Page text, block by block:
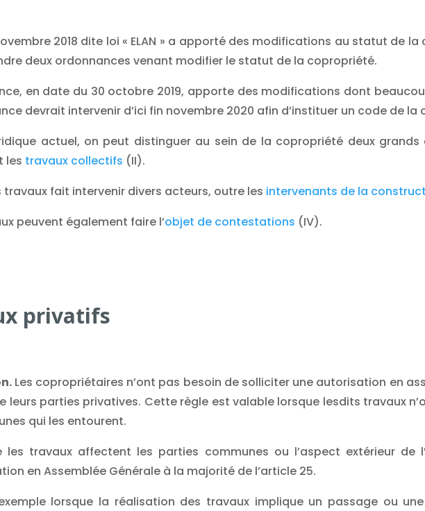
2018 dite loi « ELAN » a apporté des modifications au statut de
deux ordonnances venant modifier le statut de la copropriété.
en date du 30 octobre 2019, apporte des modifications dont
devrait intervenir d’ici fin novembre 2020 afin d’instituer un code de la
actuel, on peut distinguer au sein de la copropriété deux
les travaux collectifs (II).
travaux fait intervenir divers acteurs, outre les intervenants de la
peuvent également faire l’objet de contestations (IV).
privatifs
Les copropriétaires n’ont pas besoin de solliciter une autorisation en
leurs parties privatives. Cette règle est valable lorsque lesdits travaux
qui les entourent.
les travaux affectent les parties communes ou l’aspect extérieur de
en Assemblée Générale à la majorité de l’article 25.
lorsque la réalisation des travaux implique un passage ou